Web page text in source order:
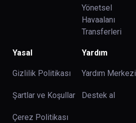
Yönetsel
Havaalanı
Transferleri
Yasal
Gizlilik Politikası
Şartlar ve Koşullar
Çerez Politikası
Yardım
Yardım Merkezi
Destek al